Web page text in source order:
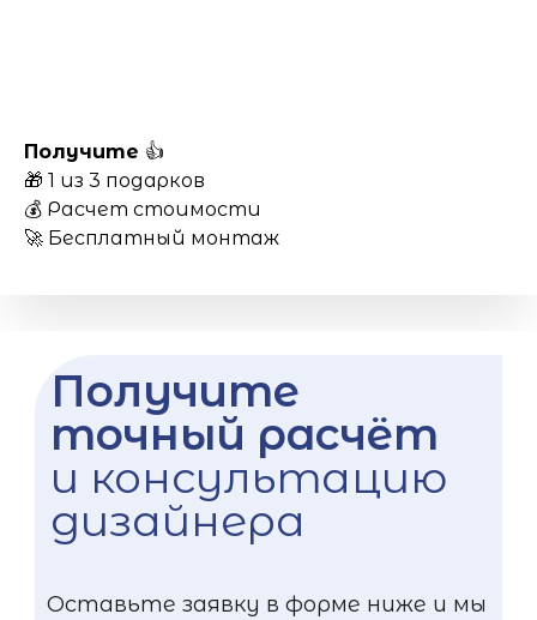
Получите 👍
🎁 1 из 3 подарков
💰 Расчет стоимости
🚀 Бесплатный монтаж
Получите
точный расчёт
и консультацию
дизайнера
Оставьте заявку в форме ниже и мы